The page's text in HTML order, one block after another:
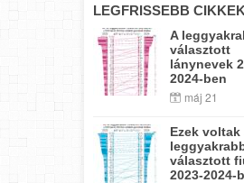
LEGFRISSEBB CIKKEK
A
választott
lánynevek
2024-ben
máj 21
Ezek voltak
választott
2023-2024-